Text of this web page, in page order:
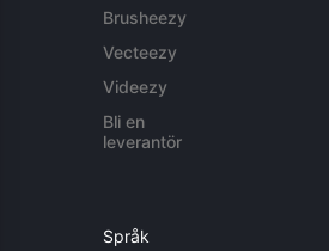
Brusheezy
Vecteezy
Videezy
Bli en
leverantör
Språk